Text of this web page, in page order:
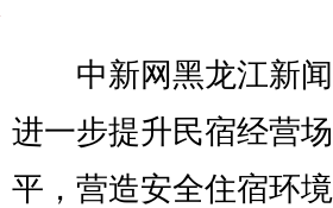
中新网黑龙江新闻
进一步提升民宿经营
平，营造安全住宿环